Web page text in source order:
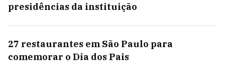
presidências da instituição
27 restaurantes em São Paulo para
comemorar o Dia dos Pais